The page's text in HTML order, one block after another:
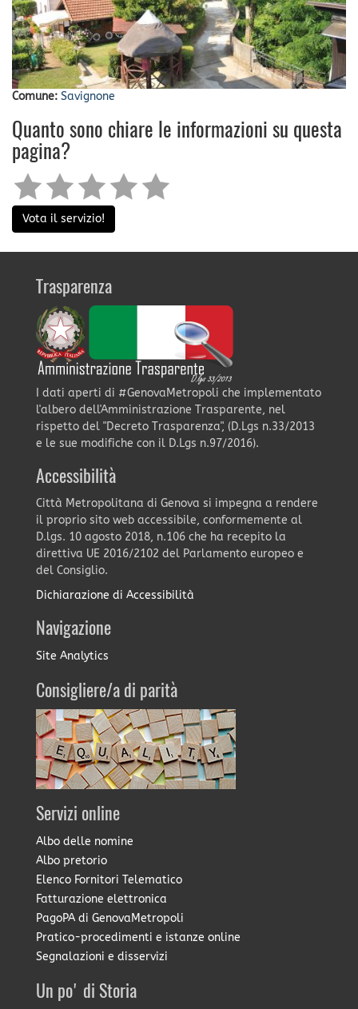
Comune: Savignone
Quanto sono chiare le informazioni su questa
pagina?
Vota il servizio!
Trasparenza
I dati aperti di #GenovaMetropoli che implementato
l'albero dell'Amministrazione Trasparente, nel
rispetto del "Decreto Trasparenza", (D.Lgs n.33/2013
e le sue modifiche con il D.Lgs n.97/2016).
Accessibilità
Città Metropolitana di Genova si impegna a rendere
il proprio sito web accessibile, conformemente al
D.lgs. 10 agosto 2018, n.106 che ha recepito la
direttiva UE 2016/2102 del Parlamento europeo e
del Consiglio.
Dichiarazione di Accessibilità
Navigazione
Site Analytics
Consigliere/a di parità
Servizi online
Albo delle nomine
Albo pretorio
Elenco Fornitori Telematico
Fatturazione elettronica
PagoPA di GenovaMetropoli
Pratico-procedimenti e istanze online
Segnalazioni e disservizi
Un po' di Storia